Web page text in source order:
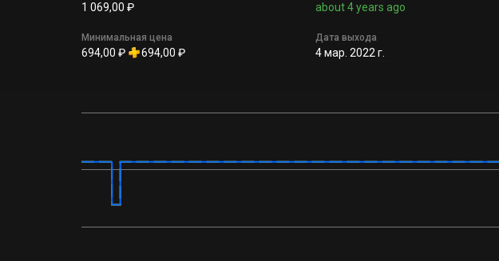
1 069,00 ₽
Минимальная цена
694,00 ₽ 694,00 ₽
about 4 years ago
Дата выхода
4 мар. 2022 г.